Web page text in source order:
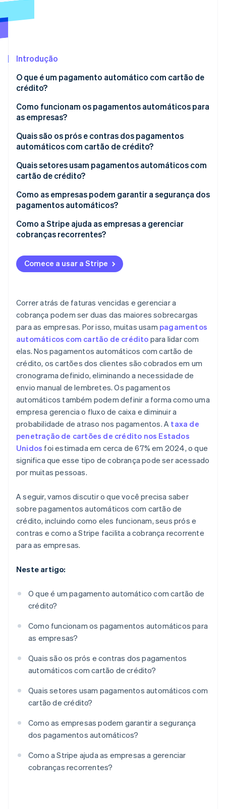
Radar
Incorporação de startups
Remoção de carbono
Verificação de identidade
Stripe Sessions 2026
Veja como a Stripe está construindo a infraestrutura
Introdução
O que é um pagamento automático com cartão de
crédito?
Como funcionam os pagamentos automáticos para
as empresas?
Quais são os prós e contras dos pagamentos
automáticos com cartão de crédito?
Vantagens
Quais setores usam pagamentos automáticos com
cartão de crédito?
Software como serviço (SaaS)
Caixas de assinatura e clubes de associação
Streaming de mídia e notícias
Plataformas de aprendizagem online
Como as empresas podem garantir a segurança dos
pagamentos automáticos?
Siga os requisitos do PCI DSS
Trabalhe com provedores de pagamento confiáveis
Use uma autenticação adequada
Crie políticas claras de cancelamento e reembolso
Realize regularmente auditorias de segurança
Como a Stripe ajuda as empresas a gerenciar
cobranças recorrentes?
Modelos de assinatura flexíveis
Páginas de pagamento integradas
Recursos de recuperação de receitas
Tratamento avançado de cálculos proporcionais
Análises e insights detalhados
Projeto com foco no desenvolvedor
Suporte internacional e local
Segurança e conformidade
Comece a usar a Stripe
Correr atrás de faturas vencidas e gerenciar a
cobrança podem ser duas das maiores sobrecargas
para as empresas. Por isso, muitas usam pagamentos
automáticos com cartão de crédito para lidar com
elas. Nos pagamentos automáticos com cartão de
crédito, os cartões dos clientes são cobrados em um
cronograma definido, eliminando a necessidade de
envio manual de lembretes. Os pagamentos
automáticos também podem definir a forma como uma
empresa gerencia o fluxo de caixa e diminuir a
probabilidade de atraso nos pagamentos. A taxa de
penetração de cartões de crédito nos Estados
Unidos foi estimada em cerca de 67% em 2024, o que
significa que esse tipo de cobrança pode ser acessado
por muitas pessoas.
A seguir, vamos discutir o que você precisa saber
sobre pagamentos automáticos com cartão de
crédito, incluindo como eles funcionam, seus prós e
contras e como a Stripe facilita a cobrança recorrente
para as empresas.
Neste artigo:
O que é um pagamento automático com cartão de
crédito?
Como funcionam os pagamentos automáticos para
as empresas?
Quais são os prós e contras dos pagamentos
automáticos com cartão de crédito?
Quais setores usam pagamentos automáticos com
cartão de crédito?
Como as empresas podem garantir a segurança
dos pagamentos automáticos?
Como a Stripe ajuda as empresas a gerenciar
cobranças recorrentes?